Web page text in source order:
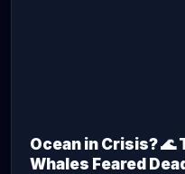
Ocean in Crisis?
Whales Feared